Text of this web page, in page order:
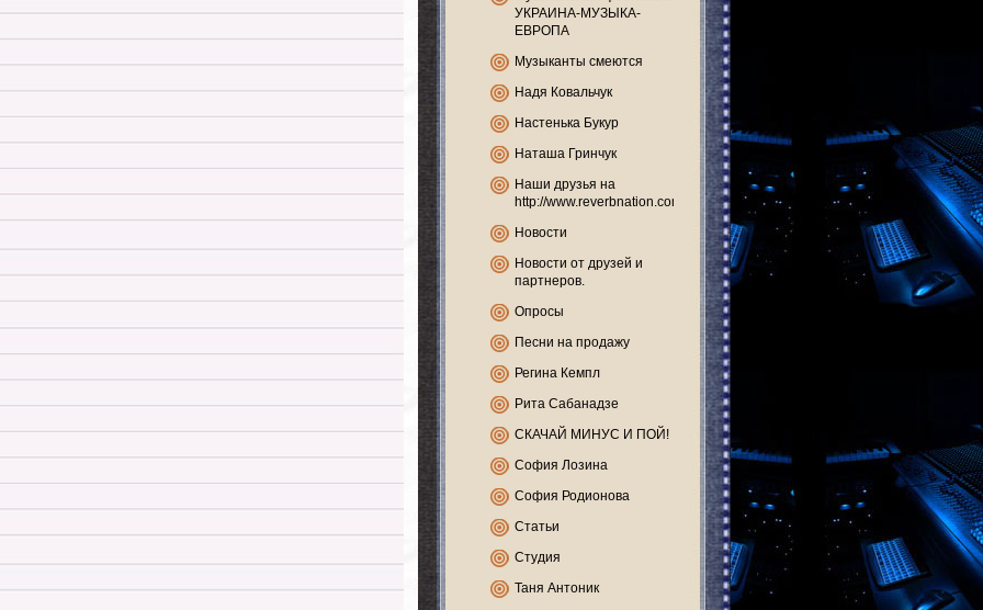
УКРАИНА-МУЗЫКА-
ЕВРОПА
Музыканты смеются
Надя Ковальчук
Настенька Букур
Наташа Гринчук
Наши друзья на
http://www.reverbnation.com
Новости
Новости от друзей и
партнеров.
Опросы
Песни на продажу
Регина Кемпл
Рита Сабанадзе
СКАЧАЙ МИНУС И ПОЙ!
София Лозина
София Родионова
Статьи
Студия
Таня Антоник